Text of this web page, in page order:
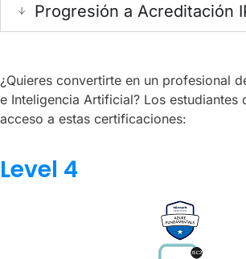
Progresión a Acreditación
¿Quieres convertirte en un profesional
e Inteligencia Artificial? Los estudiantes
acceso a estas certificaciones:
Level 4